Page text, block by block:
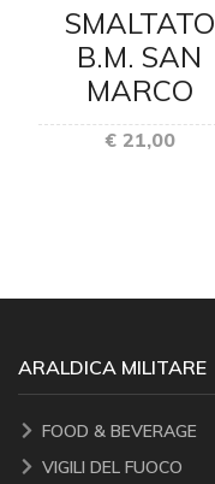
SMALTATO
B.M. SAN
MARCO
€ 21,00
ARALDICA MILITARE
FOOD & BEVERAGE
VIGILI DEL FUOCO